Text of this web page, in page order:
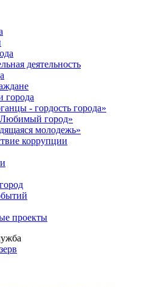
деятельность
города
- гордость города»
город»
молодежь»
коррупции
проекты